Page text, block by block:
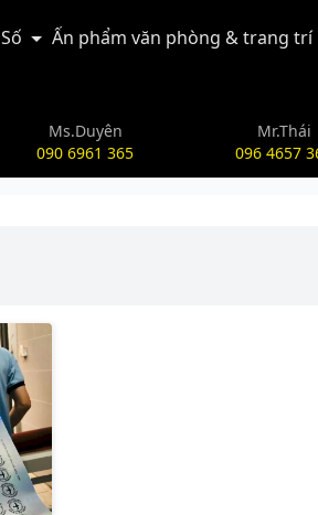
Ấn phẩm văn phòng & trang trí
Ms.Duyên
090 6961 365
Mr.Thái
096 4657